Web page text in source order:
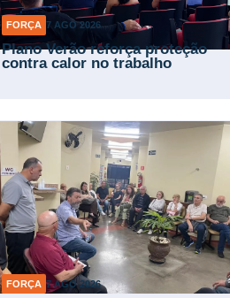
FORÇA 7 AGO 2026
Plano Verão reforça proteção
contra calor no trabalho
FORÇA 7 AGO 2026